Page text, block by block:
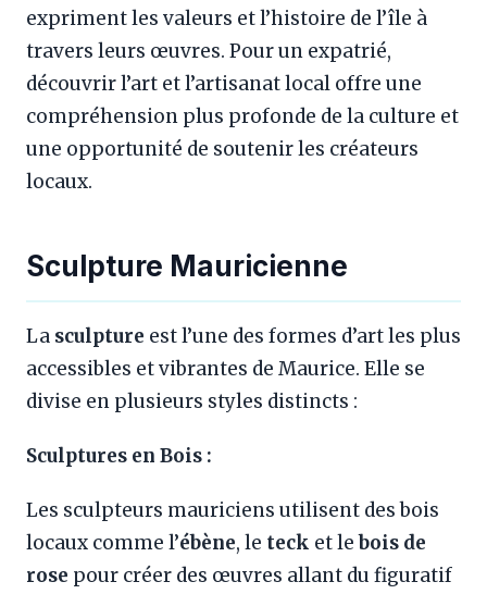
expriment les valeurs et l’histoire de l’île à
travers leurs œuvres. Pour un expatrié,
découvrir l’art et l’artisanat local offre une
compréhension plus profonde de la culture et
une opportunité de soutenir les créateurs
locaux.
Sculpture Mauricienne
La sculpture est l’une des formes d’art les plus
accessibles et vibrantes de Maurice. Elle se
divise en plusieurs styles distincts :
Sculptures en Bois :
Les sculpteurs mauriciens utilisent des bois
locaux comme l’ébène, le teck et lebois de
rose pour créer des œuvres allant du figuratif